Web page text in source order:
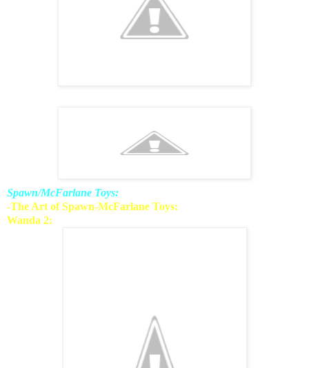
Spawn/McFarlane Toys:
-The Art of Spawn-McFarlane Toys:
Wanda 2: